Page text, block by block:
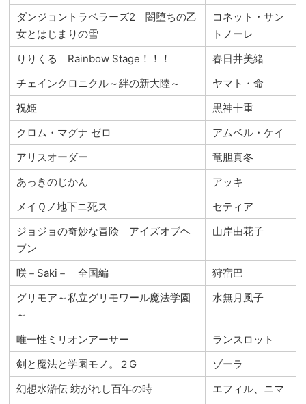
ダンジョントラベラーズ2 闇堕ちの乙
女とはじまりの雪
コネット・サン
トノーレ
りりくる Rainbow Stage！！！
春日井美緒
チェインクロニクル～絆の新大陸～
ヤマト・命
祝姫
黒神十重
クロム・マグナ ゼロ
アムベル・ケイ
アリスオーダー
竜胆真冬
あっきのじかん
アッキ
メイＱノ地下ニ死ス
セティア
ジョジョの奇妙な冒険 アイズオブヘ
ブン
山岸由花子
咲－Saki－ 全国編
狩宿巴
グリモア～私立グリモワール魔法学園
～
水無月風子
唯一性ミリオンアーサー
ランスロット
剣と魔法と学園モノ。２G
ゾーラ
幻想水滸伝 紡がれし百年の時
エフィル、ニマ